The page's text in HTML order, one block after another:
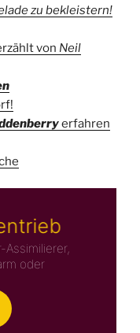
zu bekleistern!
von Neil
erfahren